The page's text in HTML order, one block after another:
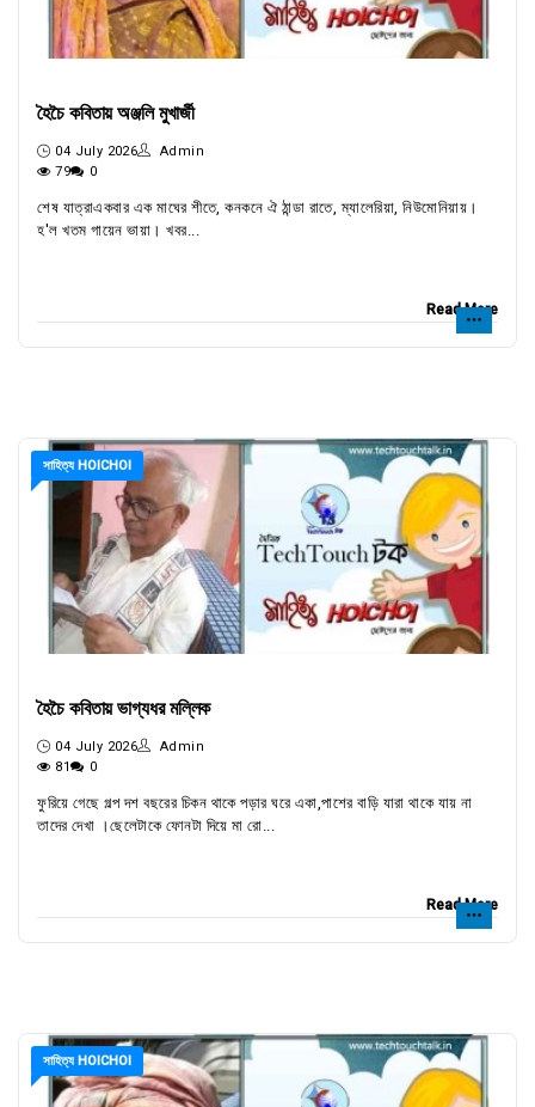
হৈচৈ কবিতায় অঞ্জলি মুখার্জী
04 July 2026
Admin
79
0
শেষ যাত্রাএকবার এক মাঘের শীতে, কনকনে ঐ ঠান্ডা রাতে, ম্যালেরিয়া, নিউমোনিয়ায়।
হ'ল খতম গায়েন ভায়া। খবর...
Read More
সাহিত্য HOICHOI
হৈচৈ কবিতায় ভাগ্যধর মল্লিক
04 July 2026
Admin
81
0
ফুরিয়ে গেছে গল্প দশ বছরের চিকন থাকে পড়ার ঘরে একা,পাশের বাড়ি যারা থাকে যায় না
তাদের দেখা ।ছেলেটাকে ফোনটা দিয়ে মা রো...
Read More
সাহিত্য HOICHOI